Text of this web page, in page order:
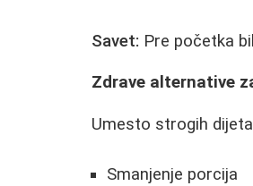
Savet: Pre početka
Zdrave alternative
Umesto strogih
Smanjenje porcija